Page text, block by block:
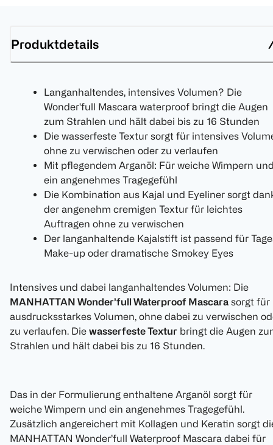
Produktdetails
Langanhaltendes, intensives Volumen? Die
Wonder'full Mascara waterproof bringt die Augen
zum Strahlen und hält dabei bis zu 16 Stunden
Die wasserfeste Textur sorgt für intensives
ohne zu verwischen oder zu verlaufen
Mit pflegendem Arganöl: Für weiche Wimpern
ein angenehmes Tragegefühl
Die Kombination aus Kajal und Eyeliner sorgt
der angenehm cremigen Textur für leichtes
Auftragen ohne zu verwischen
Der langanhaltende Kajalstift ist passend für
Make-up oder dramatische Smokey Eyes
Intensives und dabei langanhaltendes Volumen: Die
MANHATTAN Wonder’full Waterproof Mascara sorgt für
ausdrucksstarkes Volumen, ohne dabei zu verwischen
zu verlaufen. Die wasserfeste Textur bringt die Augen
Strahlen und hält dabei bis zu 16 Stunden.
Das in der Formulierung enthaltene Arganöl sorgt für
weiche Wimpern und ein angenehmes Tragegefühl.
Zusätzlich angereichert mit Kollagen und Keratin sorgt
MANHATTAN Wonder’full Waterproof Mascara dabei für